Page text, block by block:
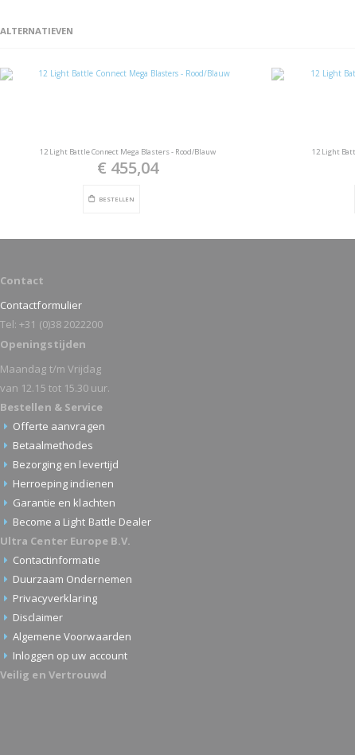
ALTERNATIEVEN
12 Light Battle Connect Mega Blasters - Rood/Blauw
€ 455,04
BESTELLEN
12 Light
Contact
Contactformulier
Tel: +31 (0)38 2022200
Openingstijden
Maandag t/m Vrijdag
van 12.15 tot 15.30 uur.
Bestellen & Service
Offerte aanvragen
Betaalmethodes
Bezorging en levertijd
Herroeping indienen
Garantie en klachten
Become a Light Battle Dealer
Ultra Center Europe B.V.
Contactinformatie
Duurzaam Ondernemen
Privacyverklaring
Disclaimer
Algemene Voorwaarden
Inloggen op uw account
Veilig en Vertrouwd